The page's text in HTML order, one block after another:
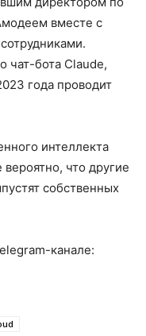
вместе с
чат-бота Claude,
года проводит
интеллекта
что другие
собственных
канале: